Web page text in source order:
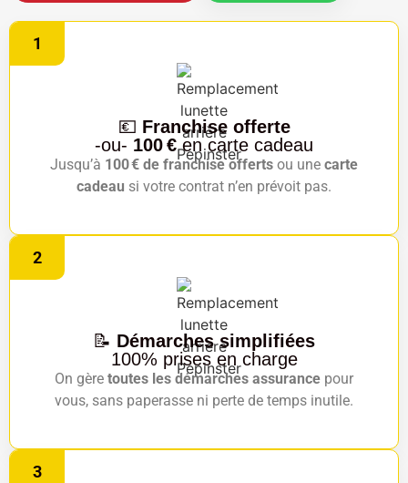
1
💶 Franchise offerte
-ou- 100 €en carte cadeau
Jusqu’à 100 € de franchise offerts ou une carte
cadeau si votre contrat n’en prévoit pas.
2
📝 Démarches simplifiées
100% prises en charge
On gère toutes les démarches assurance pour
vous, sans paperasse ni perte de temps inutile.
3